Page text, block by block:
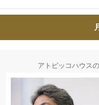
アトピッコハウス